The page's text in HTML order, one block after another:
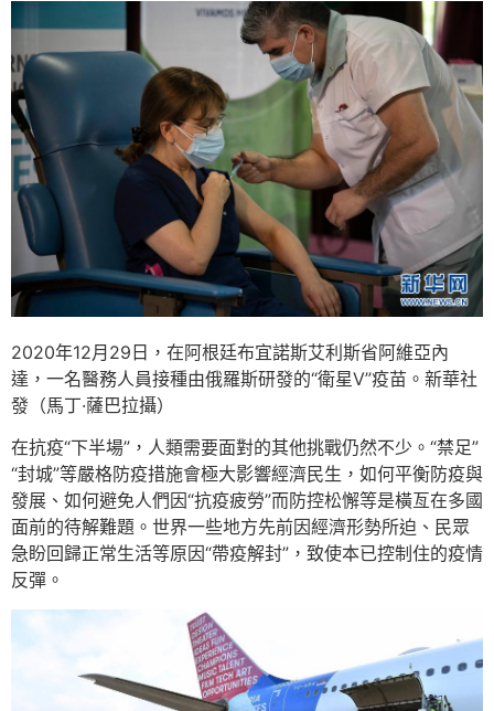
2020年12月29日，在阿根廷布宜諾斯艾利斯省阿維亞內
達，一名醫務人員接種由俄羅斯研發的“衛星V”疫苗。新華社
發（馬丁·薩巴拉攝）
在抗疫“下半場”，人類需要面對的其他挑戰仍然不少。“禁足”
“封城”等嚴格防疫措施會極大影響經濟民生，如何平衡防疫與
發展、如何避免人們因“抗疫疲勞”而防控松懈等是橫亙在多國
面前的待解難題。世界一些地方先前因經濟形勢所迫、民眾
急盼回歸正常生活等原因“帶疫解封”，致使本已控制住的疫情
反彈。